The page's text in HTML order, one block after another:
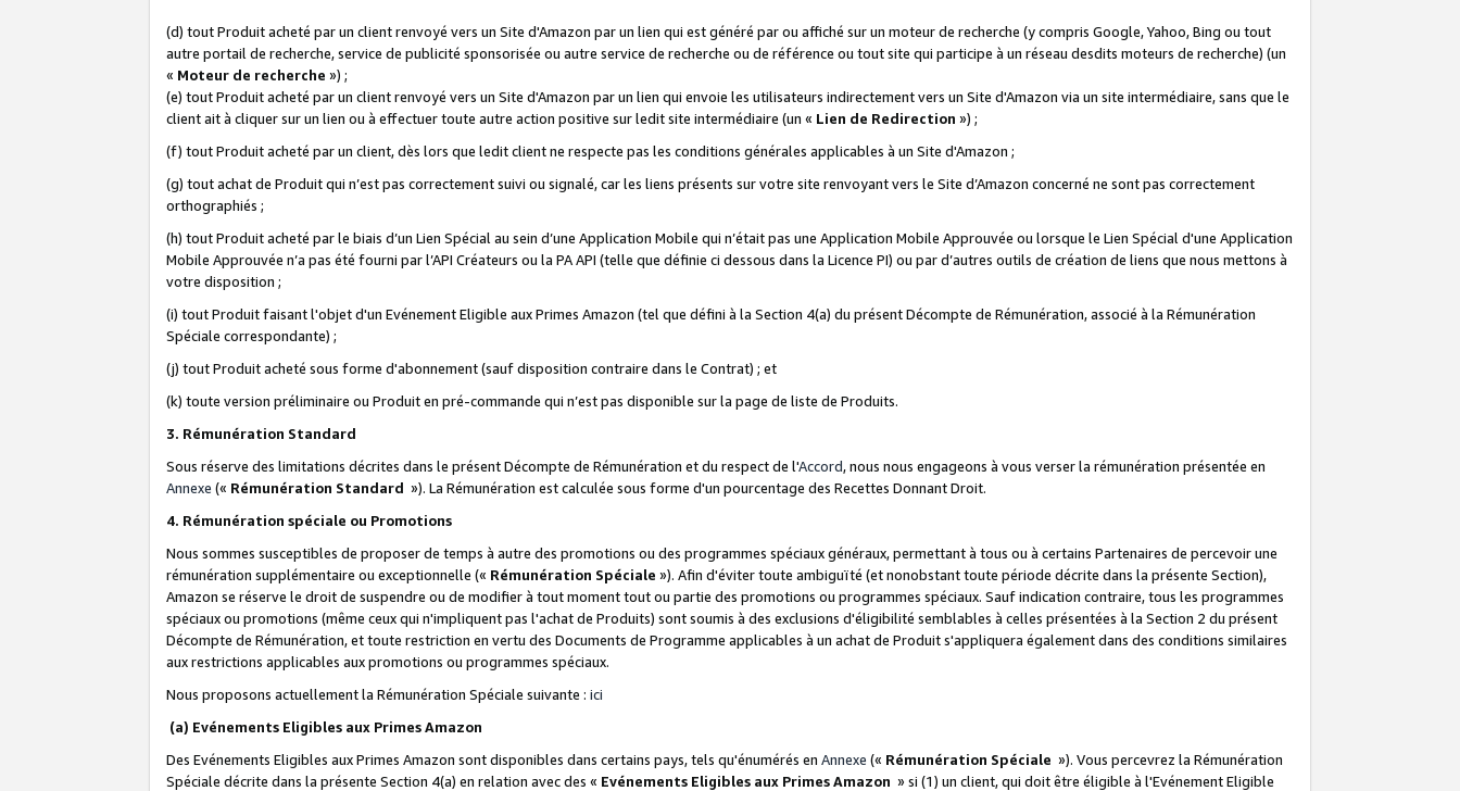
(d) tout Produit acheté par un client renvoyé vers un Site d'Amazon par un lien qui est généré par ou affiché sur un moteur de recherche (y compris Google, Yahoo, Bing ou tout
autre portail de recherche, service de publicité sponsorisée ou autre service de recherche ou de référence ou tout site qui participe à un réseau desdits moteurs de recherche) (un
« Moteur de recherche ») ;
(e) tout Produit acheté par un client renvoyé vers un Site d'Amazon par un lien qui envoie les utilisateurs indirectement vers un Site d'Amazon via un site intermédiaire, sans que le
client ait à cliquer sur un lien ou à effectuer toute autre action positive sur ledit site intermédiaire (un « Lien de Redirection ») ;
(f) tout Produit acheté par un client, dès lors que ledit client ne respecte pas les conditions générales applicables à un Site d'Amazon ;
(g) tout achat de Produit qui n’est pas correctement suivi ou signalé, car les liens présents sur votre site renvoyant vers le Site d’Amazon concerné ne sont pas correctement
orthographiés ;
(h) tout Produit acheté par le biais d’un Lien Spécial au sein d’une Application Mobile qui n’était pas une Application Mobile Approuvée ou lorsque le Lien Spécial d'une Application
Mobile Approuvée n’a pas été fourni par l’API Créateurs ou la PA API (telle que définie ci dessous dans la Licence PI) ou par d’autres outils de création de liens que nous mettons à
votre disposition ;
(i) tout Produit faisant l'objet d'un Evénement Eligible aux Primes Amazon (tel que défini à la Section 4(a) du présent Décompte de Rémunération, associé à la Rémunération
Spéciale correspondante) ;
(j) tout Produit acheté sous forme d'abonnement (sauf disposition contraire dans le Contrat) ; et
(k) toute version préliminaire ou Produit en pré-commande qui n’est pas disponible sur la page de liste de Produits.
3. Rémunération Standard
Sous réserve des limitations décrites dans le présent Décompte de Rémunération et du respect de l'Accord, nous nous engageons à vous verser la rémunération présentée en
Annexe (« Rémunération Standard »). La Rémunération est calculée sous forme d'un pourcentage des Recettes Donnant Droit.
4. Rémunération spéciale ou Promotions
Nous sommes susceptibles de proposer de temps à autre des promotions ou des programmes spéciaux généraux, permettant à tous ou à certains Partenaires de percevoir une
rémunération supplémentaire ou exceptionnelle (« Rémunération Spéciale »). Afin d'éviter toute ambiguïté (et nonobstant toute période décrite dans la présente Section),
Amazon se réserve le droit de suspendre ou de modifier à tout moment tout ou partie des promotions ou programmes spéciaux. Sauf indication contraire, tous les programmes
spéciaux ou promotions (même ceux qui n'impliquent pas l'achat de Produits) sont soumis à des exclusions d'éligibilité semblables à celles présentées à la Section 2 du présent
Décompte de Rémunération, et toute restriction en vertu des Documents de Programme applicables à un achat de Produit s'appliquera également dans des conditions similaires
aux restrictions applicables aux promotions ou programmes spéciaux.
Nous proposons actuellement la Rémunération Spéciale suivante : ici
(a) Evénements Eligibles aux Primes Amazon
Des Evénements Eligibles aux Primes Amazon sont disponibles dans certains pays, tels qu'énumérés en Annexe (« Rémunération Spéciale »). Vous percevrez la Rémunération
Spéciale décrite dans la présente Section 4(a) en relation avec des « Evénements Eligibles aux Primes Amazon » si (1) un client, qui doit être éligible à l'Evénement Eligible